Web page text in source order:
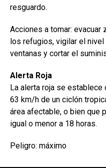
resguardo.
Acciones a tomar: evacuar
los refugios, vigilar el nivel
ventanas y cortar el
Alerta Roja
La alerta roja se
63 km/h de un ciclón
área afectable, o bien que
igual o menor a 18 horas.
Peligro: máximo